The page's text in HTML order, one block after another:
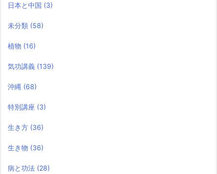
日本と中国 (3)
未分類 (58)
植物 (16)
気功講義 (139)
沖縄 (68)
特別講座 (3)
生き方 (36)
生き物 (36)
病と功法 (28)